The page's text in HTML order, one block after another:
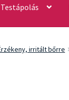
Testápolás
irritált bőrre